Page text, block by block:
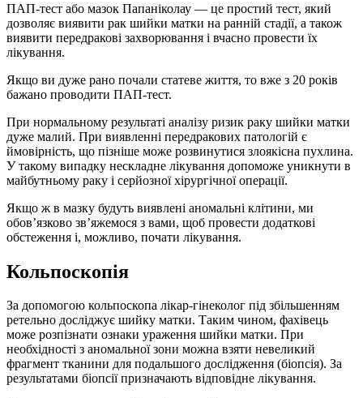
ПАП-тест або мазок Папаніколау — це простий тест, який
дозволяє виявити рак шийки матки на ранній стадії, а також
виявити передракові захворювання і вчасно провести їх
лікування.
Якщо ви дуже рано почали статеве життя, то вже з 20 років
бажано проводити ПАП-тест.
При нормальному результаті аналізу ризик раку шийки матки
дуже малий. При виявленні передракових патологій є
ймовірність, що пізніше може розвинутися злоякісна пухлина.
У такому випадку нескладне лікування допоможе уникнути в
майбутньому раку і серйозної хірургічної операції.
Якщо ж в мазку будуть виявлені аномальні клітини, ми
обов’язково зв’яжемося з вами, щоб провести додаткові
обстеження і, можливо, почати лікування.
Кольпоскопія
За допомогою кольпоскопа лікар-гінеколог під збільшенням
ретельно досліджує шийку матки. Таким чином, фахівець
може розпізнати ознаки ураження шийки матки. При
необхідності з аномальної зони можна взяти невеликий
фрагмент тканини для подальшого дослідження (біопсія). За
результатами біопсії призначають відповідне лікування.